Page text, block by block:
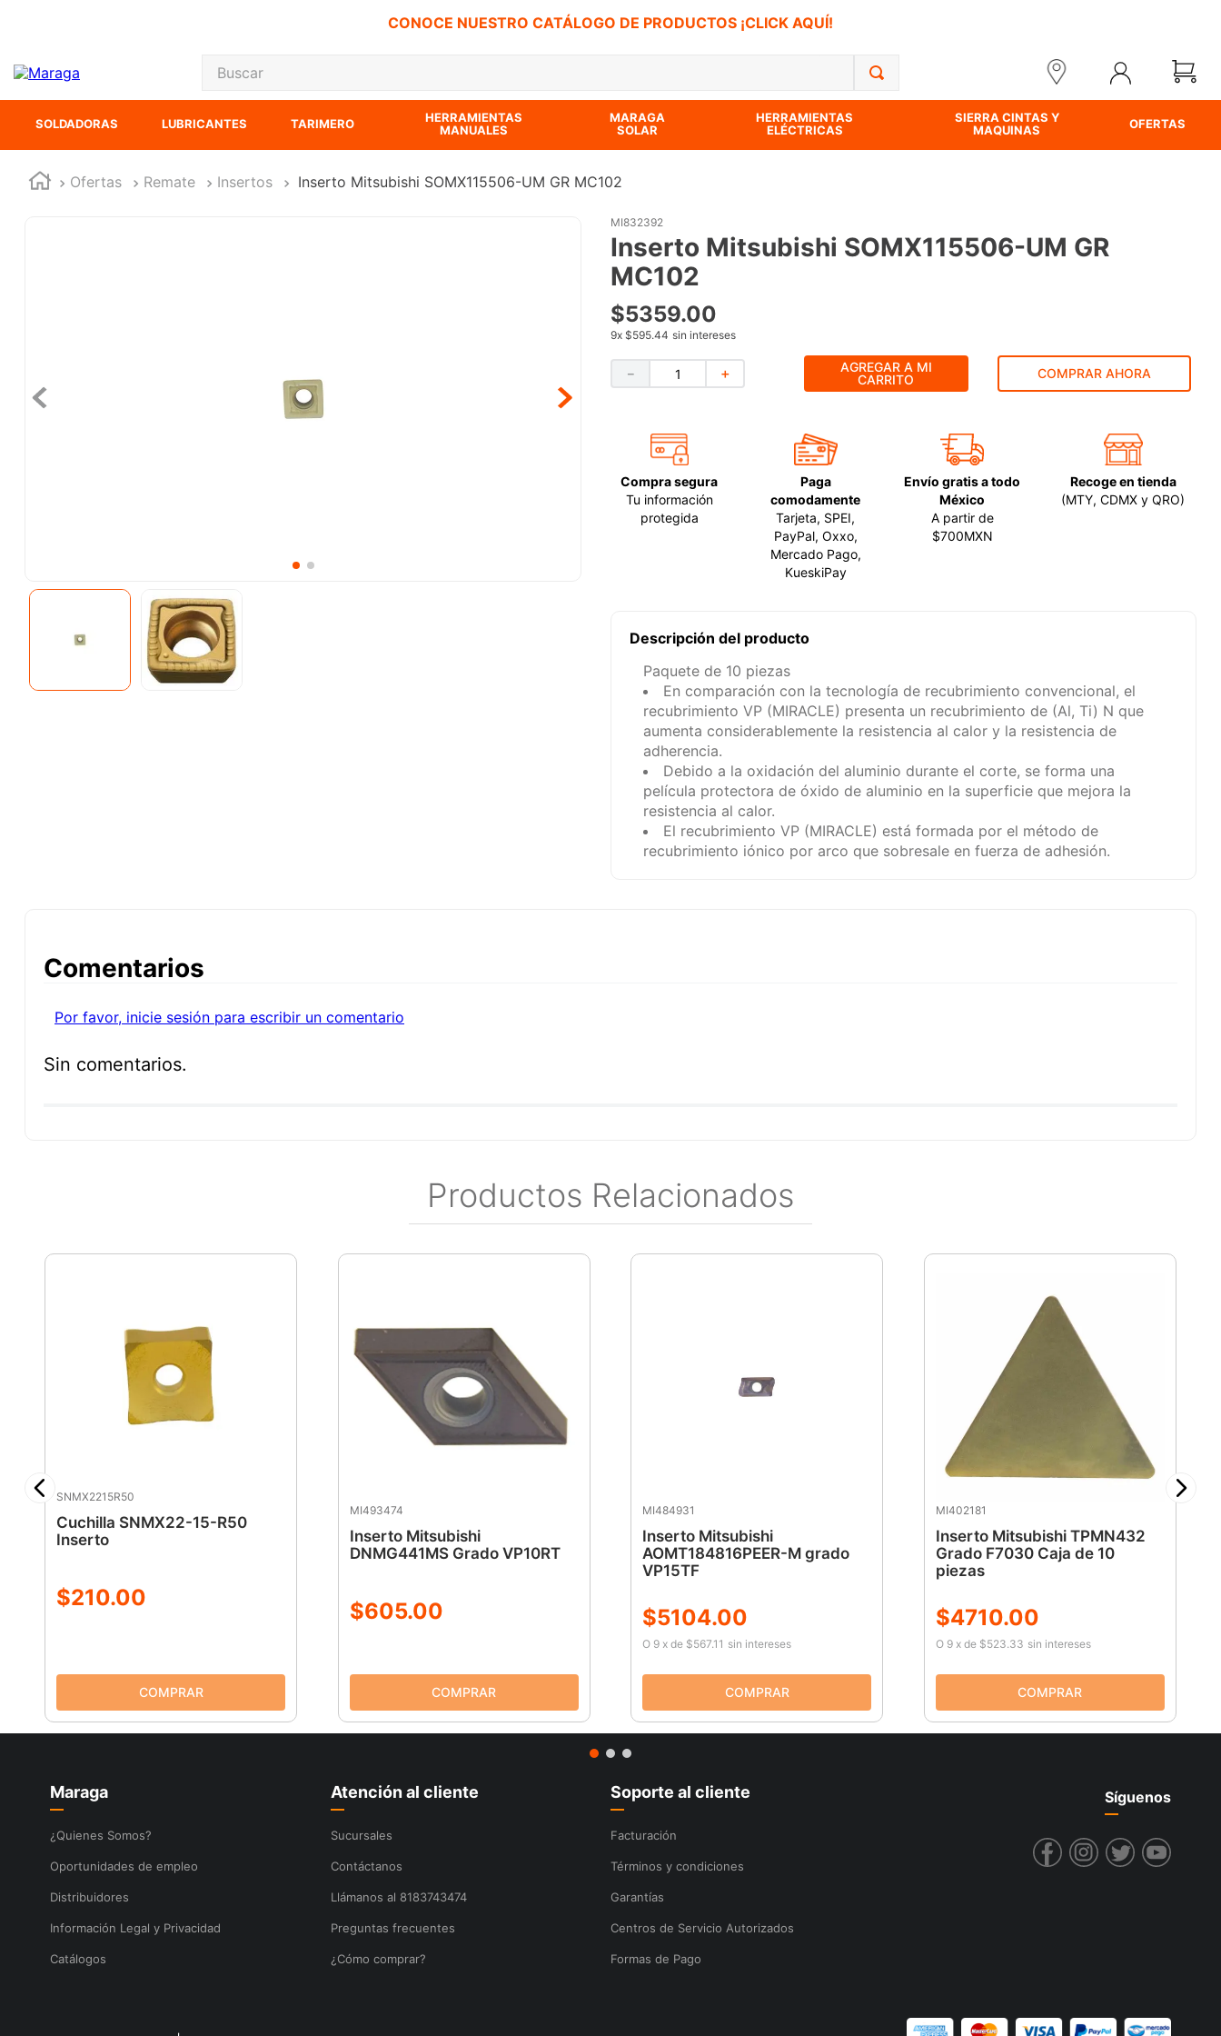
CONOCE NUESTRO CATÁLOGO DE PRODUCTOS ¡CLICK AQUÍ!
Buscar
SOLDADORAS LUBRICANTES TARIMERO
HERRAMIENTAS
MANUALES
MARAGA
SOLAR
HERRAMIENTAS
ELÉCTRICAS
SIERRA CINTAS Y
MAQUINAS
OFERTAS
Ofertas Remate Insertos Inserto Mitsubishi SOMX115506-UM GR MC102
MI832392
Inserto Mitsubishi SOMX115506-UM GR
MC102
$5359.00
9x $595.44 sin intereses
＋
－
AGREGAR A MI
CARRITO
COMPRAR AHORA
Compra segura
Tu información
protegida
Paga
comodamente
Tarjeta, SPEI,
PayPal, Oxxo,
Mercado Pago,
KueskiPay
Envío gratis a todo
México
A partir de
$700MXN
Recoge en tienda
(MTY, CDMX y QRO)
Descripción del producto
Paquete de 10 piezas
En comparación con la tecnología de recubrimiento convencional, el
recubrimiento VP (MIRACLE) presenta un recubrimiento de (Al, Ti) N que
aumenta considerablemente la resistencia al calor y la resistencia de
adherencia.
Debido a la oxidación del aluminio durante el corte, se forma una
película protectora de óxido de aluminio en la superficie que mejora la
resistencia al calor.
El recubrimiento VP (MIRACLE) está formada por el método de
recubrimiento iónico por arco que sobresale en fuerza de adhesión.
Comentarios
Por favor, inicie sesión para escribir un comentario
Sin comentarios.
Productos Relacionados
SNMX2215R50
Cuchilla SNMX22-15-R50
Inserto
$210.00
MI493474
Inserto Mitsubishi
DNMG441MS Grado VP10RT
$605.00
MI484931
Inserto Mitsubishi
AOMT184816PEER-M grado
VP15TF
$5104.00
O 9 x de $567.11 sin intereses
MI402181
Inserto Mitsubishi TPMN432
Grado F7030 Caja de 10
piezas
$4710.00
O 9 xde $523.33 sin intereses
Maraga
¿Quienes Somos?
Oportunidades de empleo
Distribuidores
Información Legal y Privacidad
Catálogos
Atención al cliente
Sucursales
Contáctanos
Llámanos al 8183743474
Preguntas frecuentes
¿Cómo comprar?
Soporte al cliente
Facturación
Términos y condiciones
Garantías
Centros de Servicio Autorizados
Formas de Pago
Síguenos
TÉRMINOS MÁS BUSCADOS
9.
10.